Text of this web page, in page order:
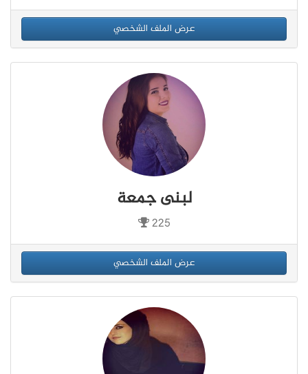
عرض الملف الشخصي
لبنى جمعة
225
عرض الملف الشخصي